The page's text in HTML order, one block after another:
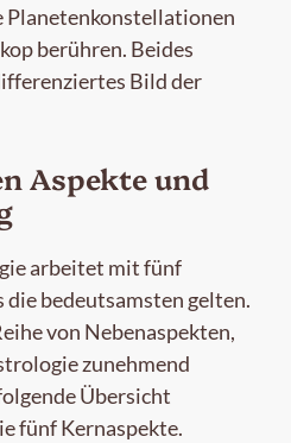
Planetenkonstellationen
berühren. Beides
Bild der
Aspekte und
arbeitet mit fünf
die bedeutsamsten gelten.
von Nebenaspekten,
zunehmend
Übersicht
fünf Kernaspekte.